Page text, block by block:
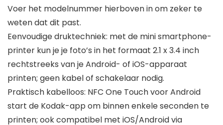
Voer het modelnummer hierboven in om zeker te
weten dat dit past.
Eenvoudige druktechniek: met de mini smartphone-
printer kun je je foto’s in het formaat 2.1 x 3.4 inch
rechtstreeks van je Android- of iOS-apparaat
printen; geen kabel of schakelaar nodig.
Praktisch kabelloos: NFC One Touch voor Android
start de Kodak-app om binnen enkele seconden te
printen; ook compatibel met iOS/Android via